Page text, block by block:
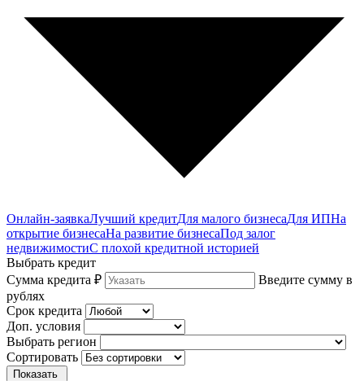
Онлайн-заявкаЛучший кредитДля малого бизнесаДля ИПНа
открытие бизнесаНа развитие бизнесаПод залог
недвижимостиС плохой кредитной историей
Выбрать кредит
Сумма кредита ₽
Введите сумму в
рублях
Срок кредита
Доп. условия
Выбрать регион
Сортировать
Показать